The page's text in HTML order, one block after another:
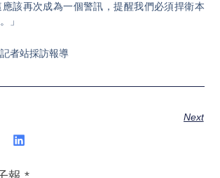
該再次成為一個警訊，提醒我們必須捍衛本
」
者站採訪報導
Next